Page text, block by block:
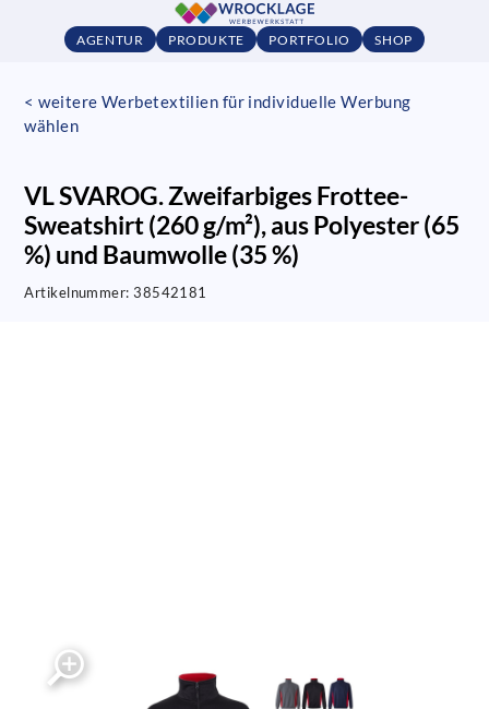
AGENTUR PRODUKTE PORTFOLIO SHOP
< weitere Werbetextilien für individuelle Werbung
wählen
VL SVAROG. Zweifarbiges Frottee-
Sweatshirt (260 g/m²), aus Polyester (65
%) und Baumwolle (35 %)
Artikelnummer:38542181